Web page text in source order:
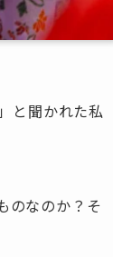
と聞かれた私
のなのか？そ